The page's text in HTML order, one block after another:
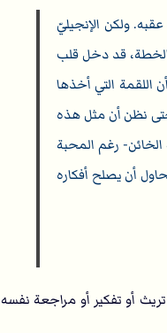
ولكن الإنجيليّ
الخطة، قد دخل قلب
اللقمة التي أخذها
نظن أن مثل هذه
رغم المحبة
أن يصلح أفكاره
أو تفكير أو مراجعة نفسه